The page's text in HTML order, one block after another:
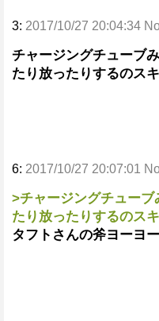
3: 2017/10/27 20:04:34
チャージングチューブ
たり放ったりするのスキ
6: 2017/10/27 20:07:01
>チャージングチュー
たり放ったりするのスキ
タフトさんの斧ヨーヨ